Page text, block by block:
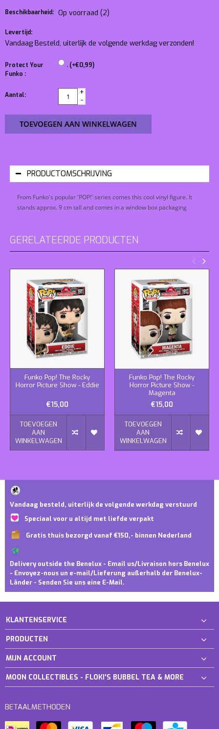
Beschikbaarheid: Op voorraad (2)
Levertijd:
Vandaag Besteld, uiterlijk de volgende werkdag verzonden!
Protect Your
Funko :
. (+€0,99)
Aantal:
+
-
TOEVOEGEN AAN WINKELWAGEN
PRODUCTOMSCHRIJVING
From Funko's popular 'POP!' series comes this cool vinyl figure. It
stands approx. 9 cm tall and comes in a window box packaging
GERELATEERDE PRODUCTEN
Funko Pop! The Rocky
Horror Picture Show - Eddie
€15,00
TOEVOEGEN
AAN
WINKELWAGEN
Funko Pop! The Rocky
Horror Picture Show -
Magenta
€15,00
TOEVOEGEN
AAN
WINKELWAGEN
Vandaag besteld, uiterlijk de volgende werkdag verstuurd
Speciaal voor u altijd met liefde verpakt
Gratis thuis bezorgd vanaf €150,- binnen Nederland
Delivery outside the Benelux - Email us/Livraison hors Benelux
- Envoyez-nous un e-mail/Lieferung außerhalb der Benelux-
Länder - Senden Sie uns eine E-Mail.
KLANTENSERVICE
PRODUCTEN
MIJN ACCOUNT
MOON COLLECTIBLES - FLOKI'S BUBBEL TEA & MORE
BETAALMETHODEN